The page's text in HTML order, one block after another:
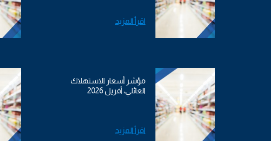
اقرأ المزيد
مؤشر أسعار الاستهلاك
العائلي، أفريل 2026
اقرأ المزيد